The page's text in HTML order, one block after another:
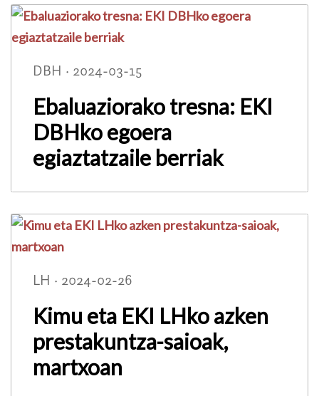
DBH · 2024-03-15
Ebaluaziorako tresna: EKI
DBHko egoera
egiaztatzaile berriak
LH · 2024-02-26
Kimu eta EKI LHko azken
prestakuntza-saioak,
martxoan